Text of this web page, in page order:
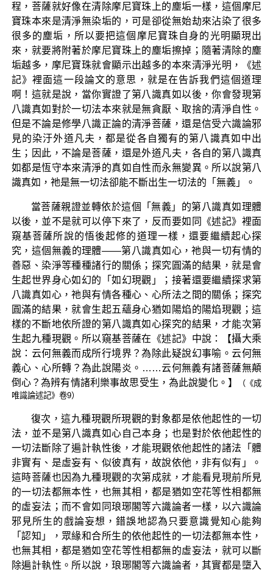
程，菩薩就好像在清除摩尼寶珠上的塵垢一樣，這個摩尼
寶珠本來是清淨無染垢的，可是卻從無始劫來沾染了很多
很多的塵垢，所以要把這個摩尼寶珠自身的光明顯現出
來，就要將附著於摩尼寶珠上的塵垢擦掉；隨著清除的塵
垢越多，摩尼寶珠就會顯示出越多的本來清淨光明，《述
記》裡面這一段論文的意思，就是在告訴我們這個道理
啊！這就是說，當你實證了第八識真如以後，你會發現第
八識真如對於一切法本來就是無貪厭、取捨的清淨自性。
但是不論是修學八識正論的清淨菩薩，還是信受六識論邪
見的染汙外道凡夫，都是從各自獨有的第八識真如中出
生；因此，不論是菩薩，還是外道凡夫，各自的第八識真
如都是恆守本來清淨的真如自性而永無變異。所以說第八
識真如，祂是無一切法卻能不斷出生一切法的「無義」。
當菩薩親證並轉依於這個「無義」的第八識真如理體
以後，並不是就可以停下來了，反而要如同《述記》裡面
窺基菩薩所說的悟後起修的道理一樣，還要繼續起心探
究，這個無義的理體——第八識真如心，祂與一切有情的
善惡、染淨等種種諸行的關係；探究圓滿的結果，就是會
生起世界身心如幻的「如幻現觀」；接著還要繼續探求第
八識真如心，祂與有情各種心、心所法之間的關係；探究
圓滿的結果，就會生起五蘊身心猶如陽焰的陽焰現觀；這
樣的不斷地依所證的第八識真如心探究的結果，才能次第
生起九種現觀。所以窺基菩薩在《述記》中說：【攝大乘
說：云何無義而成所行境界？為除此疑說幻事喻。云何無
義心、心所轉？為此說陽炎。……云何無義有諸菩薩無顛
倒心？為辨有情諸利樂事故思受生，為此說變化。】
（《成
唯識論述記》卷9）
復次，這九種現觀所現觀的對象都是依他起性的一切
法，並不是第八識真如心自己本身；也是對於依他起性的
一切法斷除了遍計執性後，才能現觀依他起性的諸法「體
非實有、是虛妄有、似彼真有，故說依他，非有似有」。
這時菩薩也因為九種現觀的次第成就，才能看見現前所見
的一切法都無本性，也無其相，都是猶如空花等性相都無
的虛妄法；而不會如同琅琊閣等六識論者一樣，以六識論
邪見所生的戲論妄想，錯誤地認為只要意識覺知心能夠
「認知」，眾緣和合所生的依他起性的一切法都無本性，
也無其相，都是猶如空花等性相都無的虛妄法，就可以斷
除遍計執性。所以說，琅琊閣等六識論者，其實都是墮入